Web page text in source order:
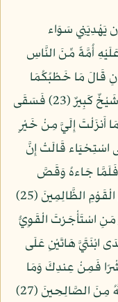
يَهْدِيَنِي سَوَاء
عَلَيْهِ أُمَّةً مِّنَ النَّاسِ
قَالَ مَا خَطْبُكُمَا
قَالَتَا لَا نَسْقِي حَتَّى يُصْدِرَ الرِّعَاء وَأَبُونَا شَيْخٌ كَبِيرٌ (23) فَسَقَى
أَنزَلْتَ إِلَيَّ مِنْ خَيْرٍ
اسْتِحْيَاء قَالَتْ إِنَّ
جَاءهُ وَقَصَّ
عَلَيْهِ الْقَصَصَ قَالَ لَا تَخَفْ نَجَوْتَ مِنَ الْقَوْمِ الظَّالِمِينَ (25)
مَنِ اسْتَأْجَرْتَ الْقَوِيُّ
إِحْدَى ابْنَتَيَّ هَاتَيْنِ عَلَى
فَمِنْ عِندِكَ وَمَا
أُرِيدُ أَنْ أَشُقَّ عَلَيْكَ سَتَجِدُنِي إِن شَاء اللَّهُ مِنَ الصَّالِحِينَ (27)